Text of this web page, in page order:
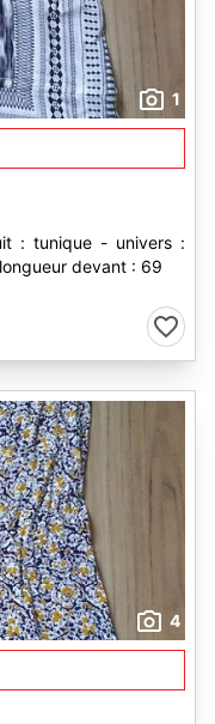
1
: tunique - univers :
devant : 69
4